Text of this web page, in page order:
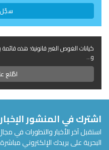
سجّل
كيانات الغوص الغير قانونية؛ هذه قائمة
و...
اطّلع
اشترك في المنشور
استقبل آخر الأخبار والتطورات في
البحرية على بريدك الإلكتروني